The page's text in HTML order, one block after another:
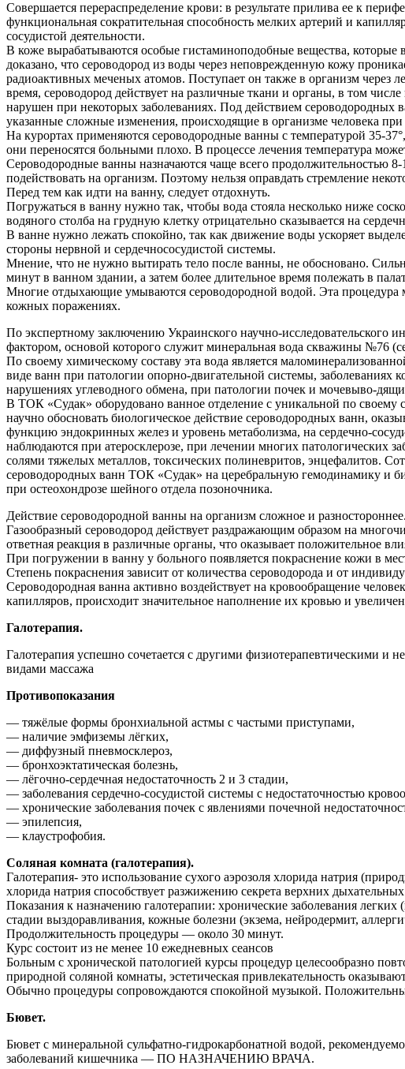
Совершается перераспределение крови: в результате прилива ее к
функциональная сократительная способность мелких артерий и
сосудистой деятельности.
В коже вырабатываются особые гистаминоподобные вещества,
доказано, что сероводород из воды через неповрежденную кожу
радиоактивных меченых атомов. Поступает он также в организм через
время, сероводород действует на различные ткани и органы, в том
нарушен при некоторых заболеваниях. Под действием сероводородных
указанные сложные изменения, происходящие в организме человека
На курортах применяются сероводородные ванны с температурой 35-
они переносятся больными плохо. В процессе лечения температура
Сероводородные ванны назначаются чаще всего продолжительностью
подействовать на организм. Поэтому нельзя оправдать стремление
Перед тем как идти на ванну, следует отдохнуть.
Погружаться в ванну нужно так, чтобы вода стояла несколько ниже
водяного столба на грудную клетку отрицательно сказывается на
В ванне нужно лежать спокойно, так как движение воды ускоряет
стороны нервной и сердечнососудистой системы.
Мнение, что не нужно вытирать тело после ванны, не обосновано.
минут в ванном здании, а затем более длительное время полежать в
Многие отдыхающие умываются сероводородной водой. Эта процедура
кожных поражениях.
По экспертному заключению Украинского научно-
фактором, основой которого служит минеральная вода скважины №76
По своему химическому составу эта вода является
виде ванн при патологии опорно-двигательной системы, заболеваниях
нарушениях углеводного обмена, при патологии почек и мочевыво-
В ТОК «Судак» оборудовано ванное отделение с уникальной по
научно обосновать биологическое действие сероводородных ванн,
функцию эндокринных желез и уровень метаболизма, на сердечно-
наблюдаются при атеросклерозе, при лечении многих патологических
солями тяжелых металлов, токсических полиневритов, энцефалитов.
сероводородных ванн ТОК «Судак» на церебральную гемодинамику и
при остеохондрозе шейного отдела позоночника.
Действие сероводородной ванны на организм сложное и разностороннее.
Газообразный сероводород действует раздражающим образом на
ответная реакция в различные органы, что оказывает положительное
При погружении в ванну у больного появляется покраснение кожи в
Степень покраснения зависит от количества сероводорода и от
Сероводородная ванна активно воздействует на кровообращение
капилляров, происходит значительное наполнение их кровью и
Галотерапия.
Галотерапия успешно сочетается с другими физиотерапевтическими
видами массажа
Противопоказания
— тяжёлые формы бронхиальной астмы с частыми приступами,
— наличие эмфиземы лёгких,
— диффузный пневмосклероз,
— бронхоэктатическая болезнь,
— лёгочно-сердечная недостаточность 2 и 3 стадии,
— заболевания сердечно-сосудистой системы с недостаточностью
— хронические заболевания почек с явлениями почечной
— эпилепсия,
— клаустрофобия.
Соляная комната (галотерапия).
Галотерапия- это использование сухого аэрозоля хлорида натрия
хлорида натрия способствует разжижению секрета верхних
Показания к назначению галотерапии: хронические заболевания
стадии выздоравливания, кожные болезни (экзема, нейродермит,
Продолжительность процедуры — около 30 минут.
Курс состоит из не менее 10 ежедневных сеансов
Больным с хронической патологией курсы процедур целесообразно
природной соляной комнаты, эстетическая привлекательность
Обычно процедуры сопровождаются спокойной музыкой.
Бювет.
Бювет с минеральной сульфатно-гидрокарбонатной водой,
заболеваний кишечника — ПО НАЗНАЧЕНИЮ ВРАЧА.